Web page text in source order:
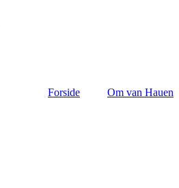
Forside Om van Hauen